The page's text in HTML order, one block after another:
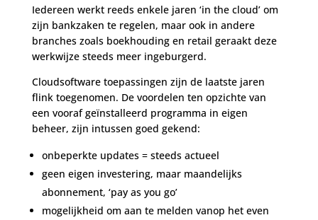
Iedereen werkt reeds enkele jaren ‘in the cloud’ om
zijn bankzaken te regelen, maar ook in andere
branches zoals boekhouding en retail geraakt deze
werkwijze steeds meer ingeburgerd.
Cloudsoftware toepassingen zijn de laatste jaren
flink toegenomen. De voordelen ten opzichte van
een vooraf geïnstalleerd programma in eigen
beheer, zijn intussen goed gekend:
onbeperkte updates = steeds actueel
geen eigen investering, maar maandelijks
abonnement, ‘pay as you go’
mogelijkheid om aan te melden vanop het even